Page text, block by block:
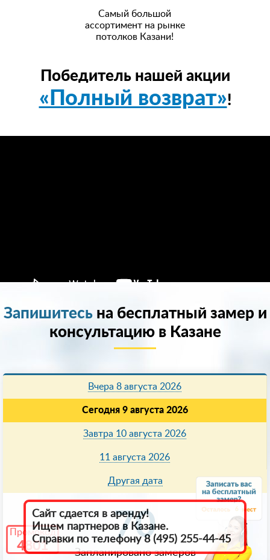
6
Промокод
4801
Самый большой
ассортимент на рынке
потолков Казани!
Победитель нашей акции
«Полный возврат»!
Запишитесьна бесплатный замер и
консультацию в Казанe
Вчера 8 августа 2026
Сегодня 9 августа 2026
Завтра 10 августа 2026
11 августа 2026
Другая дата
70
Запланировано замеров
Сайт сдается в аренду!
Ищем партнеров в Казанe.
Справки по телефону 8 (495) 255-44-45